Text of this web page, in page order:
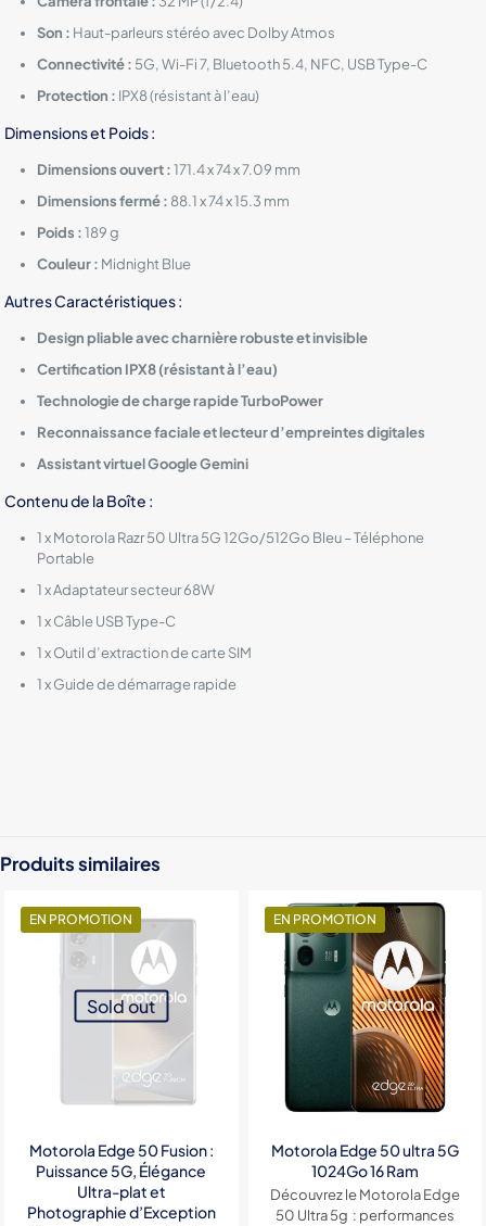
Son : Haut-parleurs stéréo avec Dolby Atmos
Connectivité : 5G, Wi-Fi 7, Bluetooth 5.4, NFC, USB Type-C
Protection : IPX8 (résistant à l’eau)
Dimensions et Poids :
Dimensions ouvert :171.4 x 74 x 7.09 mm
Dimensions fermé : 88.1 x 74 x 15.3 mm
Poids :189 g
Couleur : Midnight Blue
Autres Caractéristiques :
Design pliable avec charnière robuste et invisible
Certification IPX8 (résistant à l’eau)
Technologie de charge rapide TurboPower
Reconnaissance faciale et lecteur d’empreintes digitales
Assistant virtuel Google Gemini
Contenu de la Boîte :
1 x Motorola Razr 50 Ultra 5G 12Go/512Go Bleu – Téléphone
Portable
1 x Adaptateur secteur 68W
1 x Câble USB Type-C
1 x Outil d’extraction de carte SIM
1 x Guide de démarrage rapide
Produits similaires
EN PROMOTION
Sold out
Motorola Edge 50 Fusion :
Puissance 5G, Élégance
Ultra-plat et
Photographie d’Exception
EN PROMOTION
Motorola Edge 50 ultra 5G
1024Go 16 Ram
Découvrez le Motorola Edge
50 Ultra 5g : performances